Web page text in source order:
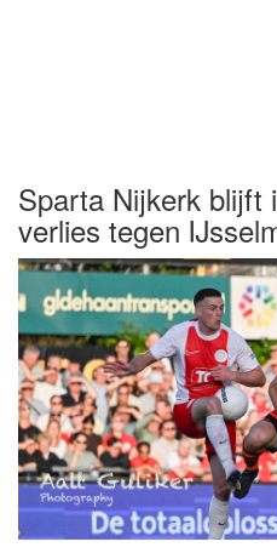
Sparta Nijkerk blijft
verlies tegen